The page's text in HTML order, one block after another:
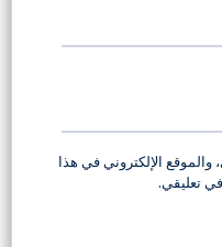
الإلكتروني في هذا